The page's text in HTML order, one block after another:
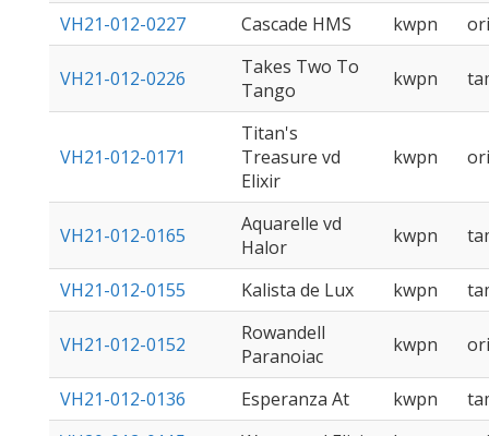
VH21-012-0227 Cascade HMS kwpn ori
VH21-012-0226
Takes Two To
Tango
kwpn
VH21-012-0171
Titan's
Treasure vd
Elixir
kwpn ori
VH21-012-0165
Aquarelle vd
Halor
kwpn
VH21-012-0155 Kalista de Lux kwpn
VH21-012-0152
Rowandell
Paranoiac
kwpn ori
VH21-012-0136 Esperanza At kwpn